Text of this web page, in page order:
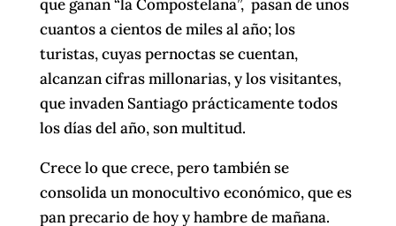
que ganan “la Compostelana”, pasan de unos
cuantos a cientos de miles al año; los
turistas, cuyas pernoctas se cuentan,
alcanzan cifras millonarias, y los visitantes,
que invaden Santiago prácticamente todos
los días del año, son multitud.
Crece lo que crece, pero también se
consolida un monocultivo económico, que es
pan precario de hoy y hambre de mañana.